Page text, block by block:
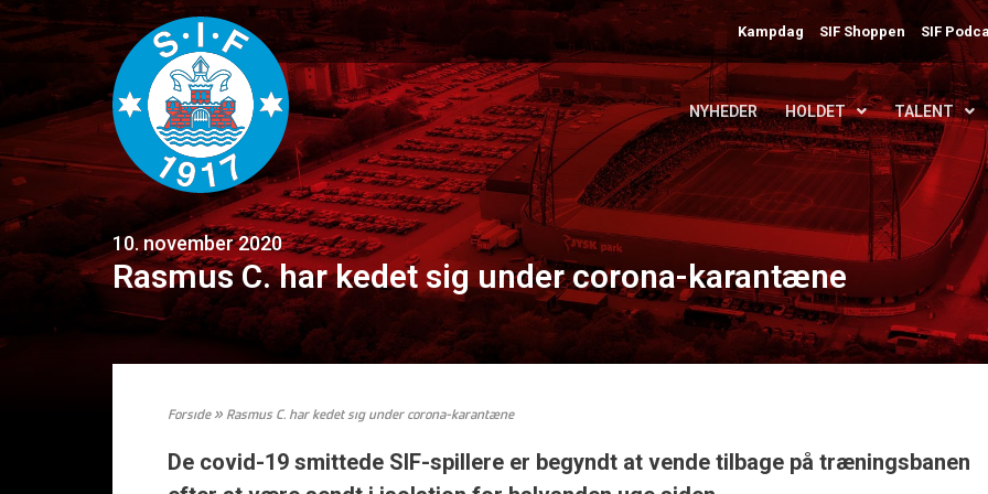
Kampdag SIF Shoppen SIF
NYHEDER HOLDET TALENT
10. november 2020
Rasmus C. har kedet sig under corona-karantæne
Forside» Rasmus C. har kedet sig under corona-karantæne
De covid-19 smittede SIF-spillere er begyndt at vende tilbage på træningsbanen